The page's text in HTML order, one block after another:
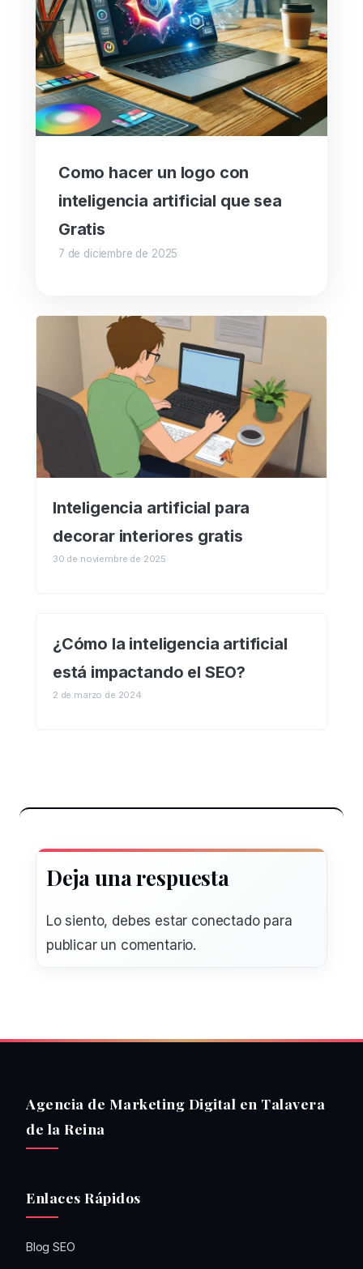
Como hacer un logo con
inteligencia artificial que sea
Gratis
7 de diciembre de 2025
Inteligencia artificial para
decorar interiores gratis
30 de noviembre de 2025
¿Cómo la inteligencia artificial
está impactando el SEO?
2 de marzo de 2024
Deja una respuesta
Lo siento, debes estar conectadopara
publicar un comentario.
Agencia de Marketing Digital en Talavera
de la Reina
Enlaces Rápidos
Blog SEO